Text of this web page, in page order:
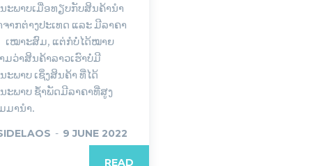
ະພາບເມື່ອທຽບກັບສິນຄ້ານຳ
ຈາກຕ່າງປະເທດ ແລະ ມີລາຄາ
ໝາະສົມ, ແຕ່ກໍບໍ່ໄດ້ໝາຍ
ມວ່າສິນຄ້າລາວເຮົາບໍ່ມີ
ະພາບ ເຊິ່ງສິນຄ້າ ທີ່ໄດ້
ະພາບ ຊ້ຳພັດມີລາຄາທີ່ສູງ
ມານຳ.
- 9 JUNE 2022
READ